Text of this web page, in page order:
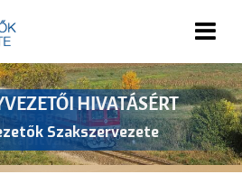
EGY SZÁZALÉKÁVAL!
és Egészséges Életért
Alapítvány